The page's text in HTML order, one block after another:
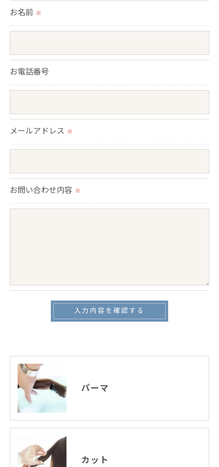
られた場合を除き、
＜個人情報の委託について＞
置をとり、適切な監督を行います。
＜個人情報の安全管理＞
切に安全管理対策を実施します。
＜個人情報を与えなかった場合に生じる結果＞
＜個人情報の開示･訂正・削除･利用停止の手続につ
当社では、お客様の個人情報の開示･訂正･削除・利
す。
個人情報の開示･訂正･削除・利用停止の具体的手続
きにつきましては、お電話でお問合せ下さい。
お名前 ※
お電話番号
メールアドレス ※
お問い合わせ内容 ※
パーマ
カット